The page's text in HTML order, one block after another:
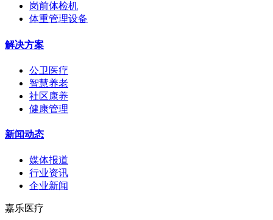
岗前体检机
体重管理设备
解决方案
公卫医疗
智慧养老
社区康养
健康管理
新闻动态
媒体报道
行业资讯
企业新闻
嘉乐医疗